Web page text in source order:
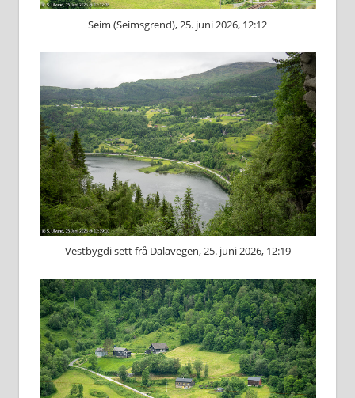
Seim (Seimsgrend), 25. juni 2026, 12:12
Vestbygdi sett frå Dalavegen, 25. juni 2026, 12:19